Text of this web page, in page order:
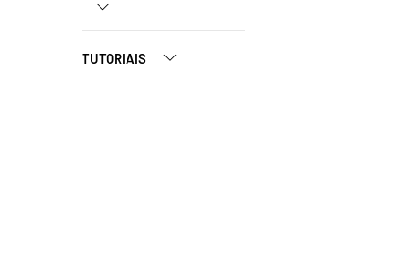
TUTORIAIS